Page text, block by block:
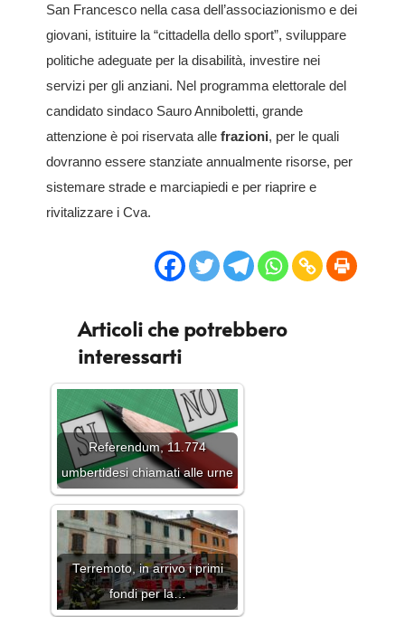
San Francesco nella casa dell’associazionismo e dei
giovani, istituire la “cittadella dello sport”, sviluppare
politiche adeguate per la disabilità, investire nei
servizi per gli anziani. Nel programma elettorale del
candidato sindaco Sauro Anniboletti, grande
attenzione è poi riservata alle frazioni, per le quali
dovranno essere stanziate annualmente risorse, per
sistemare strade e marciapiedi e per riaprire e
rivitalizzare i Cva.
Articoli che potrebbero
interessarti
Referendum, 11.774
umbertidesi chiamati alle urne
Terremoto, in arrivo i primi
fondi per la…